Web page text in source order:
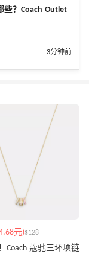
些？Coach Outlet
3分钟前
元)$128
Coach 蔻驰三环项链